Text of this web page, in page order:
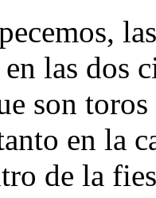
las dos
son
en la
de la